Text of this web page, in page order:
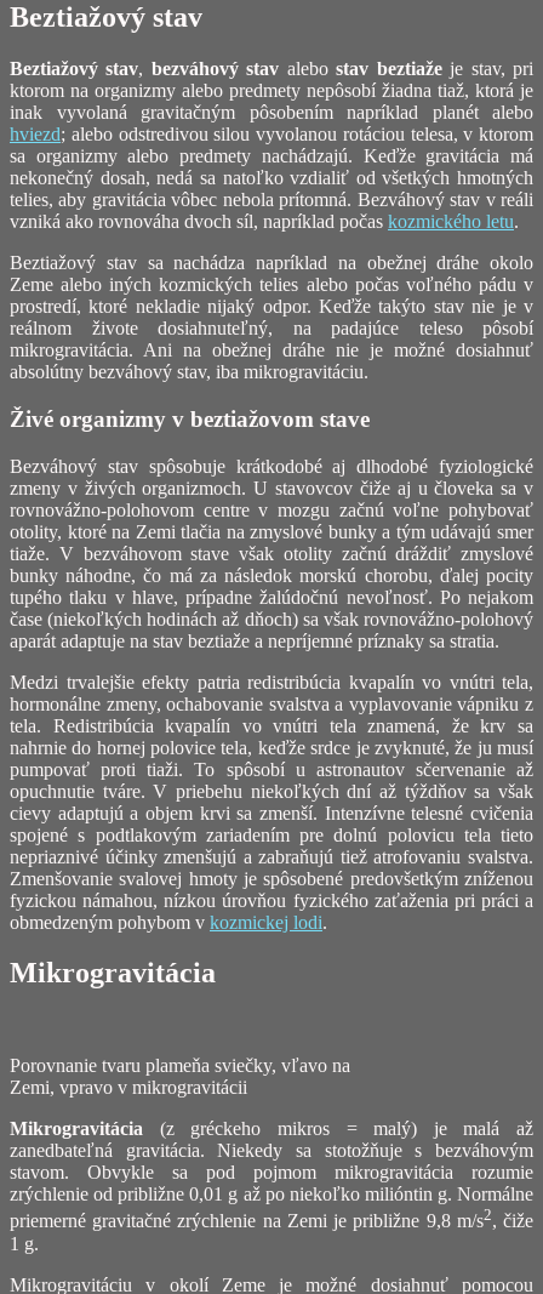
Beztiažový stav
Beztiažový stav, bezváhový stav alebostav beztiažeje stav, pri
ktorom na organizmy alebo predmety nepôsobí žiadna tiaž, ktorá je
inak vyvolaná gravitačným pôsobením napríklad planét alebo
hviezd; alebo odstredivou silou vyvolanou rotáciou telesa, v ktorom
sa organizmy alebo predmety nachádzajú. Keďže gravitácia má
nekonečný dosah, nedá sa natoľko vzdialiť od všetkých hmotných
telies, aby gravitácia vôbec nebola prítomná. Bezváhový stav v reáli
vzniká ako rovnováha dvoch síl, napríklad počas kozmického letu.
Beztiažový stav sa nachádza napríklad na obežnej dráhe okolo
Zeme alebo iných kozmických telies alebo počas voľného pádu v
prostredí, ktoré nekladie nijaký odpor. Keďže takýto stav nie je v
reálnom živote dosiahnuteľný, na padajúce teleso pôsobí
mikrogravitácia. Ani na obežnej dráhe nie je možné dosiahnuť
absolútny bezváhový stav, iba mikrogravitáciu.
Živé organizmy v beztiažovom stave
Bezváhový stav spôsobuje krátkodobé aj dlhodobé fyziologické
zmeny v živých organizmoch. U stavovcov čiže aj u človeka sa v
rovnovážno-polohovom centre v mozgu začnú voľne pohybovať
otolity, ktoré na Zemi tlačia na zmyslové bunky a tým udávajú smer
tiaže. V bezváhovom stave však otolity začnú dráždiť zmyslové
bunky náhodne, čo má za následok morskú chorobu, ďalej pocity
tupého tlaku v hlave, prípadne žalúdočnú nevoľnosť. Po nejakom
čase (niekoľkých hodinách až dňoch) sa však rovnovážno-polohový
aparát adaptuje na stav beztiaže a nepríjemné príznaky sa stratia.
Medzi trvalejšie efekty patria redistribúcia kvapalín vo vnútri tela,
hormonálne zmeny, ochabovanie svalstva a vyplavovanie vápniku z
tela. Redistribúcia kvapalín vo vnútri tela znamená, že krv sa
nahrnie do hornej polovice tela, keďže srdce je zvyknuté, že ju musí
pumpovať proti tiaži. To spôsobí u astronautov sčervenanie až
opuchnutie tváre. V priebehu niekoľkých dní až týždňov sa však
cievy adaptujú a objem krvi sa zmenší. Intenzívne telesné cvičenia
spojené s podtlakovým zariadením pre dolnú polovicu tela tieto
nepriaznivé účinky zmenšujú a zabraňujú tiež atrofovaniu svalstva.
Zmenšovanie svalovej hmoty je spôsobené predovšetkým zníženou
fyzickou námahou, nízkou úrovňou fyzického zaťaženia pri práci a
obmedzeným pohybom v kozmickej lodi.
Mikrogravitácia
Porovnanie tvaru plameňa sviečky, vľavo na
Zemi, vpravo v mikrogravitácii
Mikrogravitácia (z gréckeho mikros = malý) je malá až
zanedbateľná gravitácia. Niekedy sa stotožňuje s bezváhovým
stavom. Obvykle sa pod pojmom mikrogravitácia rozumie
zrýchlenie od približne 0,01 g až po niekoľko milióntin g. Normálne
priemerné gravitačné zrýchlenie na Zemi je približne 9,8 m/s2, čiže
1 g.
Mikrogravitáciu v okolí Zeme je možné dosiahnuť pomocou